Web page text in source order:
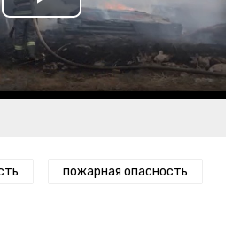
Play
Video
пожарная опасность